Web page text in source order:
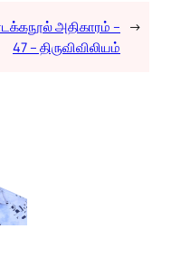
அதிகாரம் –
47 – திருவிவிலியம்
→